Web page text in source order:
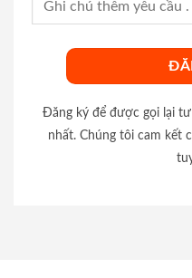
Đăng ký để được gọi lại
nhất. Chúng tôi cam kết